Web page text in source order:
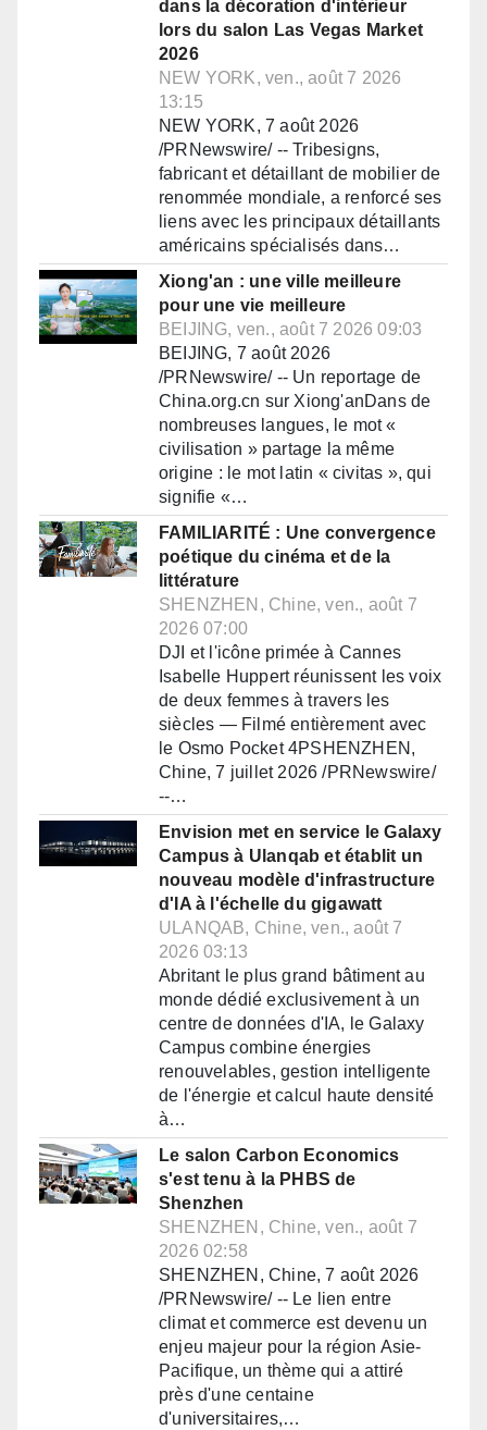
dans la décoration d'intérieur
lors du salon Las Vegas Market
2026
NEW YORK, ven., août 7 2026
13:15
NEW YORK, 7 août 2026
/PRNewswire/ -- Tribesigns,
fabricant et détaillant de mobilier de
renommée mondiale, a renforcé ses
liens avec les principaux détaillants
américains spécialisés dans…
Xiong'an : une ville meilleure
pour une vie meilleure
BEIJING, ven., août 7 2026 09:03
BEIJING, 7 août 2026
/PRNewswire/ -- Un reportage de
China.org.cn sur Xiong'anDans de
nombreuses langues, le mot «
civilisation » partage la même
origine : le mot latin « civitas », qui
signifie «…
FAMILIARITÉ : Une convergence
poétique du cinéma et de la
littérature
SHENZHEN, Chine, ven., août 7
2026 07:00
DJI et l'icône primée à Cannes
Isabelle Huppert réunissent les voix
de deux femmes à travers les
siècles — Filmé entièrement avec
le Osmo Pocket 4PSHENZHEN,
Chine, 7 juillet 2026 /PRNewswire/
--…
Envision met en service le Galaxy
Campus à Ulanqab et établit un
nouveau modèle d'infrastructure
d'IA à l'échelle du gigawatt
ULANQAB, Chine, ven., août 7
2026 03:13
Abritant le plus grand bâtiment au
monde dédié exclusivement à un
centre de données d'IA, le Galaxy
Campus combine énergies
renouvelables, gestion intelligente
de l'énergie et calcul haute densité
à…
Le salon Carbon Economics
s'est tenu à la PHBS de
Shenzhen
SHENZHEN, Chine, ven., août 7
2026 02:58
SHENZHEN, Chine, 7 août 2026
/PRNewswire/ -- Le lien entre
climat et commerce est devenu un
enjeu majeur pour la région Asie-
Pacifique, un thème qui a attiré
près d'une centaine
d'universitaires,…